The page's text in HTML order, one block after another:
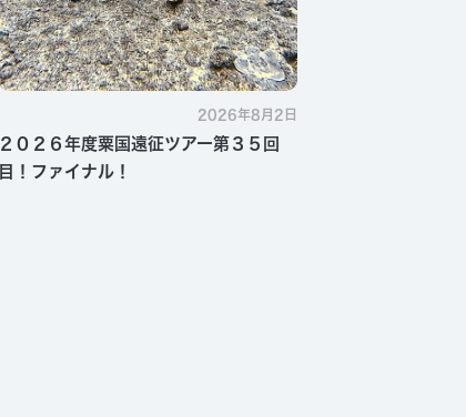
2026年8月2日
２０２６年度粟国遠征ツアー第３５回
目！ファイナル！